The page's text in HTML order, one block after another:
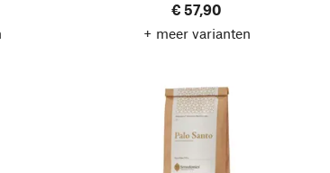
€ 57,90
+ meer varianten